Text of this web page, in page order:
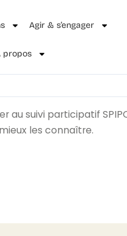
Agir & s’engager
propos
suivi participatif
les connaître.